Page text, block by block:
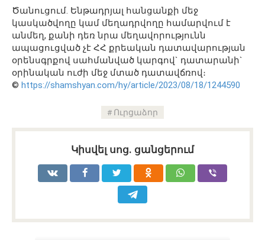
Ծանուցում. Ենթադրյալ հանցանքի մեջ
կասկածվողը կամ մեղադրվողը համարվում է
անմեղ, քանի դեռ նրա մեղավորությունն
ապացուցված չէ ՀՀ քրեական դատավարության
օրենսգրքով սահմանված կարգով` դատարանի`
օրինական ուժի մեջ մտած դատավճռով։
© https://shamshyan.com/hy/article/2023/08/18/1244590
Ուրցաձոր
Կիսվել սոց․ ցանցերում